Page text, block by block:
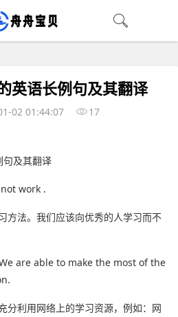
英语长例句及其翻译
02 01:44:07 17
句及其翻译
work .
方法。我们应该向优秀的人学习而不
are able to make the most of the
分利用网络上的学习资源，例如：网